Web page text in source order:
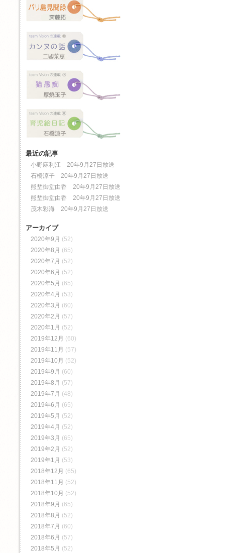
最近の記事
小野麻利江 20年9月27日放送
石橋涼子 20年9月27日放送
熊埜御堂由香 20年9月27日放送
熊埜御堂由香 20年9月27日放送
茂木彩海 20年9月27日放送
アーカイブ
2020年9月 (52)
2020年8月 (65)
2020年7月 (52)
2020年6月 (52)
2020年5月 (65)
2020年4月 (53)
2020年3月 (60)
2020年2月 (57)
2020年1月 (52)
2019年12月 (60)
2019年11月 (57)
2019年10月 (52)
2019年9月 (60)
2019年8月 (57)
2019年7月 (48)
2019年6月 (65)
2019年5月 (52)
2019年4月 (52)
2019年3月 (65)
2019年2月 (52)
2019年1月 (53)
2018年12月 (65)
2018年11月 (52)
2018年10月 (52)
2018年9月 (65)
2018年8月 (52)
2018年7月 (60)
2018年6月 (57)
2018年5月 (52)